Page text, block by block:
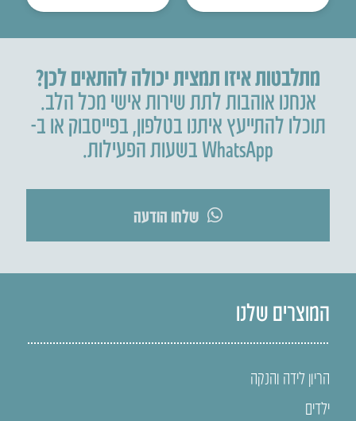
מתלבטות איזו תמצית יכולה להתאים לכן?
אנחנו אוהבות לתת שירות אישי מכל הלב.
תוכלו להתייעץ איתנו בטלפון,בפייסבוק או ב-
WhatsApp בשעות הפעילות.
שלחו הודעה
המוצרים שלנו
הריון לידה והנקה
ילדים